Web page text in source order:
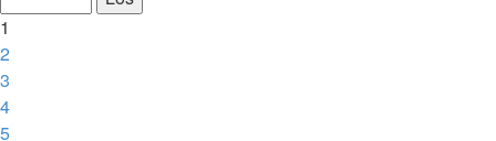
von
24
1
2
3
4
5